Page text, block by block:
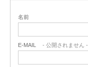
名前
E-MAIL - 公開されません -